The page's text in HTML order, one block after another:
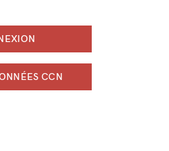
CCN